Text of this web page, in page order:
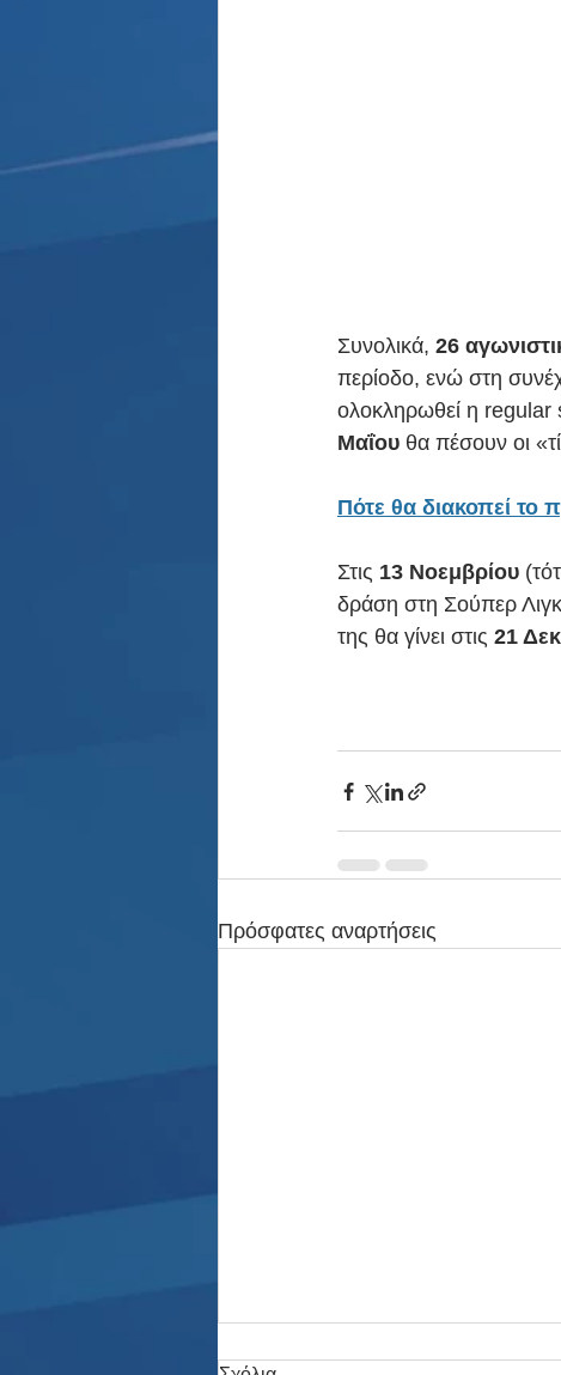
Συνολικά, 26
περίοδο, ενώ στη
ολοκληρωθεί η regular
Μαΐου θα πέσουν οι
Πότε θα διακοπεί το
Στις 13 Νοεμβρίου
δράση στη Σούπερ
της θα γίνει στις 21
Πρόσφατες αναρτήσεις